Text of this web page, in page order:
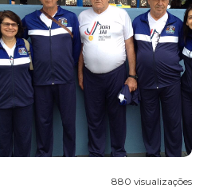
880 visualizações